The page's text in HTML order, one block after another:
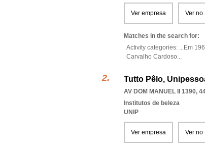
Ver empresa Ver no
Matches in the search for:
Activity categories: ...Em
Carvalho Cardoso...
Tutto Pêlo,
AV DOM MANUEL II 1390,
Institutos de beleza
UNIP
Ver empresa Ver no